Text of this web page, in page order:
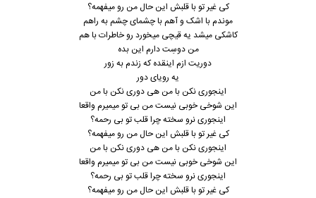
کی غیر تو با قلبش این حال من رو میفهمه؟
موندم با اشک و آهم با چشمای چشم به راهم
کاشکی میشد یه قیچی میخورد رو خاطرات با هم
من دوسِت دارم این بده
دوریت ازم اینقده که زندم به زور
یه رویای دور
اینجوری نکن با من هی دوری نکن با من
این شوخی خوبی نیست من بی تو میمیرم واقعا
اینجوری نرو سخته چرا قلب تو بی رحمه؟
کی غیر تو با قلبش این حال من رو میفهمه؟
اینجوری نکن با من هی دوری نکن با من
این شوخی خوبی نیست من بی تو میمیرم واقعا
اینجوری نرو سخته چرا قلب تو بی رحمه؟
کی غیر تو با قلبش این حال من رو میفهمه؟